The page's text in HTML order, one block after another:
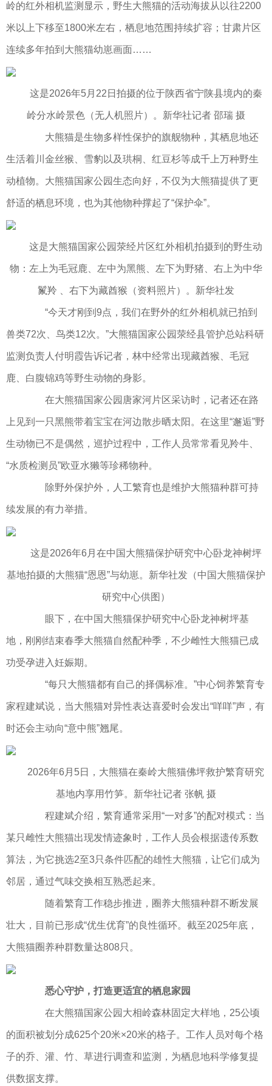
岭的红外相机监测显示，野生大熊猫的活动海拔从以往2200
米以上下移至1800米左右，栖息地范围持续扩容；甘肃片区
连续多年拍到大熊猫幼崽画面……
这是2026年5月22日拍摄的位于陕西省宁陕县境内的秦
岭分水岭景色（无人机照片）。新华社记者 邵瑞 摄
大熊猫是生物多样性保护的旗舰物种，其栖息地还
生活着川金丝猴、雪豹以及珙桐、红豆杉等成千上万种野生
动植物。大熊猫国家公园生态向好，不仅为大熊猫提供了更
舒适的栖息环境，也为其他物种撑起了“保护伞”。
这是大熊猫国家公园荥经片区红外相机拍摄到的野生动
物：左上为毛冠鹿、左中为黑熊、左下为野猪、右上为中华
鬣羚 、右下为藏酋猴（资料照片）。新华社发
“今天才刚到9点，我们在野外的红外相机就已拍到
兽类72次、鸟类12次。”大熊猫国家公园荥经县管护总站科研
监测负责人付明霞告诉记者，林中经常出现藏酋猴、毛冠
鹿、白腹锦鸡等野生动物的身影。
在大熊猫国家公园唐家河片区采访时，记者还在路
上见到一只黑熊带着宝宝在河边散步晒太阳。在这里“邂逅”野
生动物已不是偶然，巡护过程中，工作人员常常看见羚牛、
“水质检测员”欧亚水獭等珍稀物种。
除野外保护外，人工繁育也是维护大熊猫种群可持
续发展的有力举措。
这是2026年6月在中国大熊猫保护研究中心卧龙神树坪
基地拍摄的大熊猫“恩恩”与幼崽。新华社发（中国大熊猫保护
研究中心供图）
眼下，在中国大熊猫保护研究中心卧龙神树坪基
地，刚刚结束春季大熊猫自然配种季，不少雌性大熊猫已成
功受孕进入妊娠期。
“每只大熊猫都有自己的择偶标准。”中心饲养繁育专
家程建斌说，当大熊猫对异性表达喜爱时会发出“咩咩”声，有
时还会主动向“意中熊”翘尾。
2026年6月5日，大熊猫在秦岭⼤熊猫佛坪救护繁育研究
基地内享用竹笋。新华社记者 张帆 摄
程建斌介绍，繁育通常采用“一对多”的配对模式：当
某只雌性大熊猫出现发情迹象时，工作人员会根据遗传系数
算法，为它挑选2至3只条件匹配的雄性大熊猫，让它们成为
邻居，通过气味交换相互熟悉起来。
随着繁育工作稳步推进，圈养大熊猫种群不断发展
壮大，目前已形成“优生优育”的良性循环。截至2025年底，
大熊猫圈养种群数量达808只。
悉心守护，打造更适宜的栖息家园
在大熊猫国家公园大相岭森林固定大样地，25公顷
的面积被划分成625个20米×20米的格子。工作人员对每个格
子的乔、灌、竹、草进行调查和监测，为栖息地科学修复提
供数据支撑。